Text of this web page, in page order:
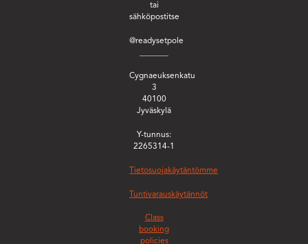
tai
sähköpostitse
@readysetpole
Cygnaeuksenkatu
3
40100
Jyväskylä
Y-tunnus:
2265314-1
Tietosuojakäytäntömme
Tuntivarauskäytännöt
Class
booking
policies